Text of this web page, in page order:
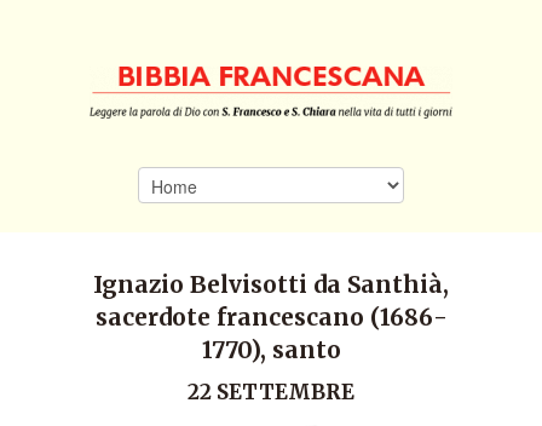
Ignazio Belvisotti da Santhià,
sacerdote francescano (1686-
1770), santo
22 SETTEMBRE